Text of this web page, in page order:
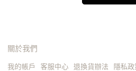
關於我們
我的帳戶 客服中心 退換貨辦法 隱私